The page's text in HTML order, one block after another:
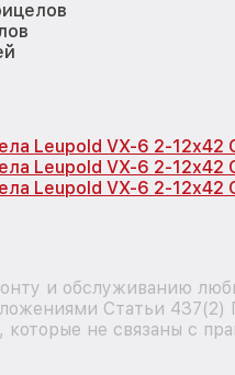
Leupold VX-6 2-12x42
Leupold VX-6 2-12x42
Leupold VX-6 2-12x42
и обслуживанию
Статьи 437(2)
не связаны с